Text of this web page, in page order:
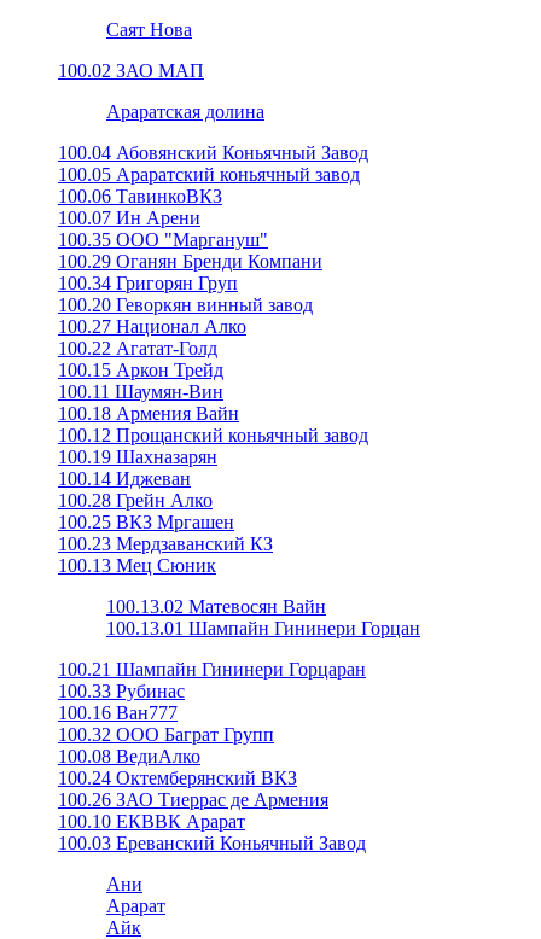
Саят Нова
100.02 ЗАО МАП
Араратская долина
100.04 Абовянский Коньячный Завод
100.05 Араратский коньячный завод
100.06 ТавинкоВКЗ
100.07 Ин Арени
100.35 ООО "Маргануш"
100.29 Оганян Бренди Компани
100.34 Григорян Груп
100.20 Геворкян винный завод
100.27 Национал Алко
100.22 Агатат-Голд
100.15 Аркон Трейд
100.11 Шаумян-Вин
100.18 Армения Вайн
100.12 Прощанский коньячный завод
100.19 Шахназарян
100.14 Иджеван
100.28 Грейн Алко
100.25 ВКЗ Мргашен
100.23 Мердзаванский КЗ
100.13 Мец Сюник
100.13.02 Матевосян Вайн
100.13.01 Шампайн Гининери Горцан
100.21 Шампайн Гининери Горцаран
100.33 Рубинас
100.16 Ван777
100.32 ООО Баграт Групп
100.08 ВедиАлко
100.24 Октемберянский ВКЗ
100.26 ЗАО Тиеррас де Армения
100.10 ЕКВВК Арарат
100.03 Ереванский Коньячный Завод
Ани
Арарат
Айк